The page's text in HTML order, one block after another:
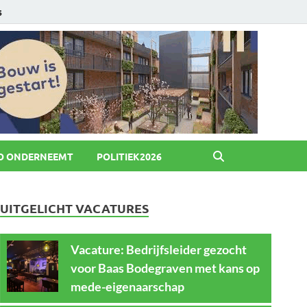
ONDERNEEMT POLITIEK2026
UITGELICHT VACATURES
Vacature: Bedrijfsleider gezocht
voor Baas Bodegraven met kans op
mede-eigenaarschap